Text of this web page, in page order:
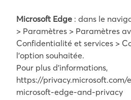
Microsoft Edge : dans le
> Paramètres > Paramètres
Confidentialité et services >
l’option souhaitée.
Pour plus d’informations,
https://privacy.microsoft.com/
microsoft-edge-and-privacy